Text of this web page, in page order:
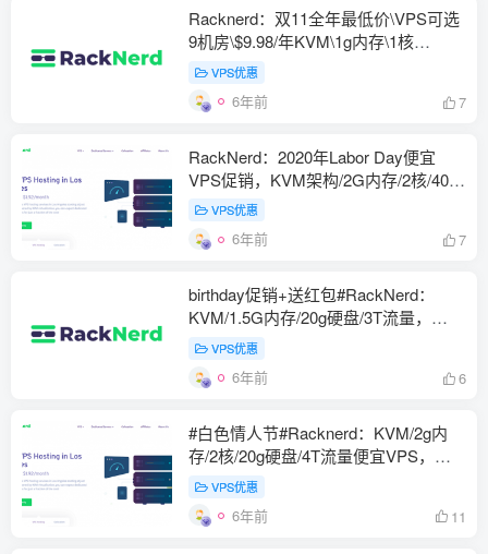
Racknerd：双11全年最低价\VPS可选
9机房\$9.98/年KVM\1g内存\1核
\17gSSD\3T流量，PayPal\支付宝付款
VPS优惠
6年前 7
RackNerd：2020年Labor Day便宜
VPS促销，KVM架构/2G内存/2核/40g
硬盘/5T流量,20美元/年
VPS优惠
6年前 7
birthday促销+送红包#RackNerd：
KVM/1.5G内存/20g硬盘/3T流量，
15.88美元/月，最多送8.88美元红包，
支持支付宝/微信付款
VPS优惠
6年前 6
#白色情人节#Racknerd：KVM/2g内
存/2核/20g硬盘/4T流量便宜VPS，限
量100个，$18.88/年
VPS优惠
6年前 11